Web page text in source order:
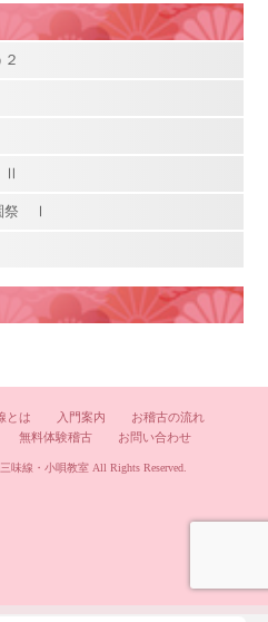
Ⅱ
祭 Ⅰ
とは 入門案内
お稽古の流れ
無料体験稽古 お問い合わせ
味線・小唄教室All Rights Reserved.